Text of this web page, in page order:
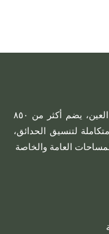
مشتل الأيادي الخضراء، يقع في إمارة العين، يضم أكثر من ٨٥٠
لتنسيق الحدائق،
العامة والخاصة